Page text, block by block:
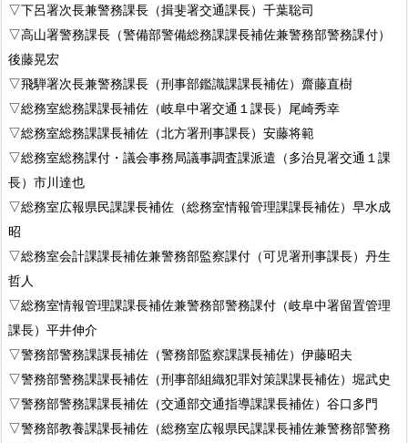
▽下呂署次長兼警務課長（揖斐署交通課長）千葉聡司
▽高山署警務課長（警備部警備総務課課長補佐兼警務部警務課付）
後藤晃宏
▽飛騨署次長兼警務課長（刑事部鑑識課課長補佐）齋藤直樹
▽総務室総務課課長補佐（岐阜中署交通１課長）尾崎秀幸
▽総務室総務課課長補佐（北方署刑事課長）安藤将範
▽総務室総務課付・議会事務局議事調査課派遣（多治見署交通１課
長）市川達也
▽総務室広報県民課課長補佐（総務室情報管理課課長補佐）早水成
昭
▽総務室会計課課長補佐兼警務部監察課付（可児署刑事課長）丹生
哲人
▽総務室情報管理課課長補佐兼警務部警務課付（岐阜中署留置管理
課長）平井伸介
▽警務部警務課課長補佐（警務部監察課課長補佐）伊藤昭夫
▽警務部警務課課長補佐（刑事部組織犯罪対策課課長補佐）堀武史
▽警務部警務課課長補佐（交通部交通指導課課長補佐）谷口多門
▽警務部教養課課長補佐（総務室広報県民課課長補佐兼警務部警務